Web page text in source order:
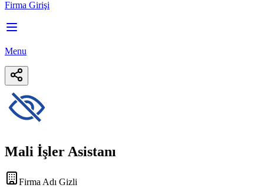
Firma Girişi
Menu
Mali İşler Asistanı
Firma Adı Gizli